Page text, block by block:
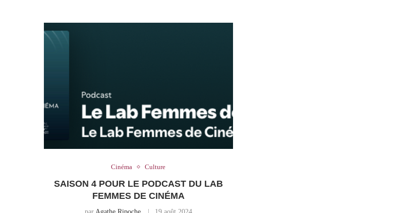
Cinéma Culture
SAISON 4 POUR LE PODCAST DU LAB
FEMMES DE CINÉMA